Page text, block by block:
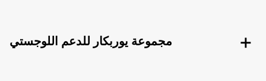
مجموعة يوربكار للدعم اللوجستي